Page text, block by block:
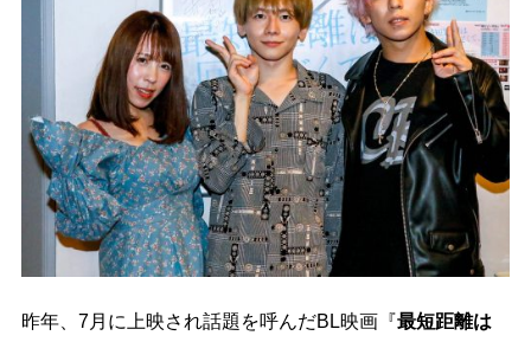
昨年、7月に上映され話題を呼んだBL映画『最短距離は